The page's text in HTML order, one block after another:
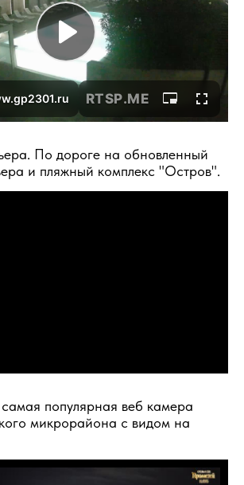
По дороге на обновленный
и пляжный комплекс "Остров".
популярная веб камера
микрорайона с видом на